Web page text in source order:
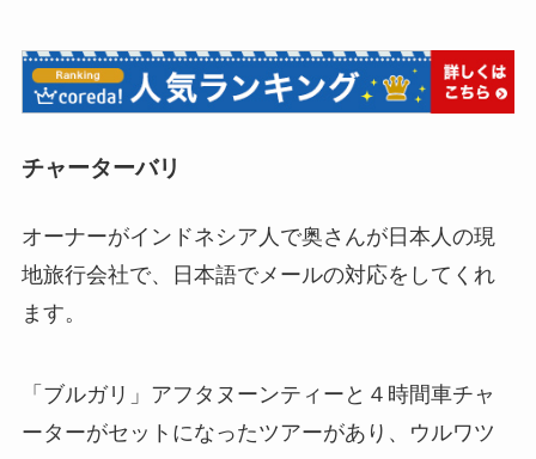
チャーターバリ
オーナーがインドネシア人で奥さんが日本人の現
地旅行会社で、日本語でメールの対応をしてくれ
ます。
「ブルガリ」アフタヌーンティーと４時間車チャ
ーターがセットになったツアーがあり、ウルワツ